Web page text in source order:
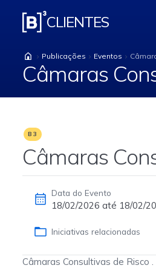
Câmaras
CLIENTES
Publicações Eventos
Câmaras
B3
Câmaras
Data do Evento
18/02/2026 até 18/02/
Iniciativas relacionadas
Câmaras Consultivas de Risco .